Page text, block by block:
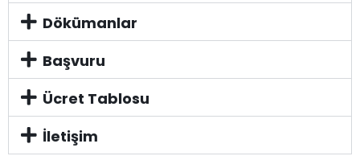
Dökümanlar
Başvuru
Ücret Tablosu
İletişim